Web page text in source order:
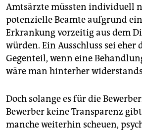
Amtsärzte müssten individuell
potenzielle Beamte aufgrund
Erkrankung vorzeitig aus dem
würden. Ein Ausschluss sei eher
Gegenteil, wenn eine
wäre man hinterher
Doch solange es für die
Bewerber keine Transparenz
manche weiterhin scheuen,